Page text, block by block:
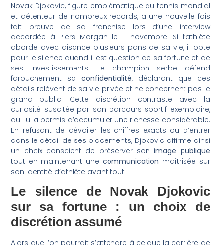
Novak Djokovic, figure emblématique du tennis mondial
et détenteur de nombreux records, a une nouvelle fois
fait preuve de sa franchise lors d’une interview
accordée à Piers Morgan le 11 novembre. Si l’athlète
aborde avec aisance plusieurs pans de sa vie, il opte
pour le silence quand il est question de sa fortune et de
ses investissements. Le champion serbe défend
farouchement saconfidentialité, déclarant que ces
détails relèvent de sa vie privée et ne concernent pas le
grand public. Cette discrétion contraste avec la
curiosité suscitée par son parcours sportif exemplaire,
qui lui a permis d’accumuler une richesse considérable.
En refusant de dévoiler les chiffres exacts ou d’entrer
dans le détail de ses placements, Djokovic affirme ainsi
un choix conscient de préserver sonimage publique
tout en maintenant une communication maîtrisée sur
son identité d’athlète avant tout.
Le silence de Novak Djokovic
sur sa fortune : un choix de
discrétion assumé
Alors que l’on pourrait s’attendre à ce que la carrière de